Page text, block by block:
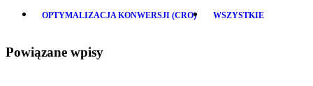
OPTYMALIZACJA KONWERSJI (CRO) WSZYSTKIE
Powiązane wpisy